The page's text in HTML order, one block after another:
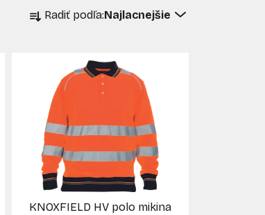
a
u
Radiť podľa:Najlacnejšie
KNOXFIELD HV polo mikina